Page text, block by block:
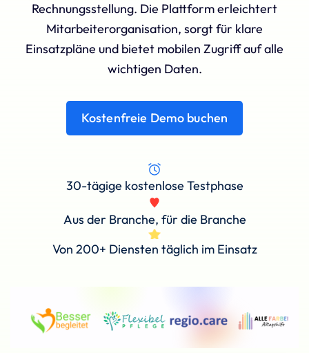
Rechnungsstellung. Die Plattform erleichtert
Mitarbeiterorganisation, sorgt für klare
Einsatzpläne und bietet mobilen Zugriff auf alle
wichtigen Daten.
Kostenfreie Demo buchen
30-tägige kostenlose Testphase
Aus der Branche, für die Branche
Von 200+ Diensten täglich im Einsatz